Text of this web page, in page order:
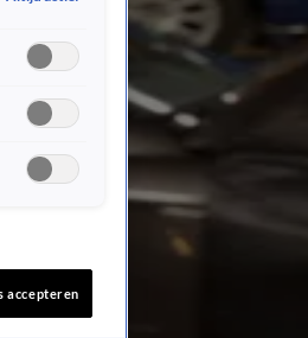
accepteren